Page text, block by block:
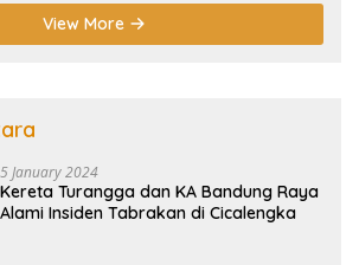
View More
5 January 2024
Kereta Turangga dan KA Bandung Raya
Alami Insiden Tabrakan di Cicalengka